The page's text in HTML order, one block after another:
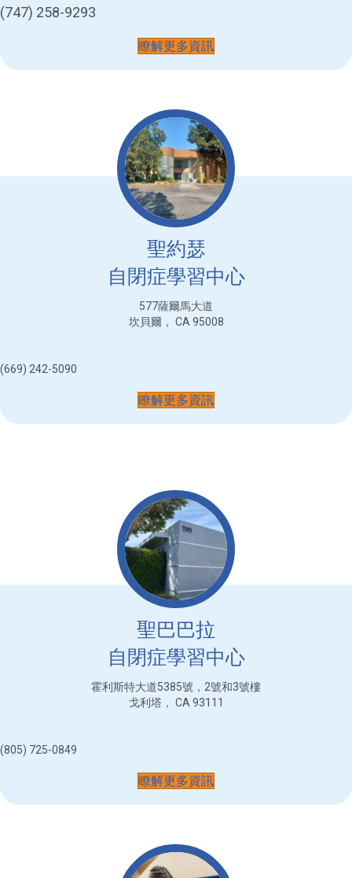
(747) 258-9293
瞭解更多資訊
聖約瑟
自閉症學習中心
577薩爾馬大道
坎貝爾， CA 95008
(669) 242-5090
瞭解更多資訊
聖巴巴拉
自閉症學習中心
霍利斯特大道5385號，2號和3號樓
戈利塔， CA 93111
(805) 725-0849
瞭解更多資訊